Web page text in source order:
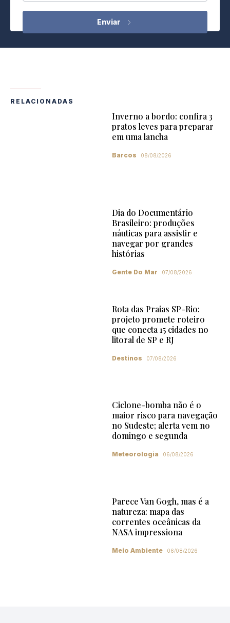
RELACIONADAS
Inverno a bordo: confira 3
pratos leves para preparar
em uma lancha
Barcos 08/08/2026
Dia do Documentário
Brasileiro: produções
náuticas para assistir e
navegar por grandes
histórias
Gente Do Mar 07/08/2026
Rota das Praias SP-Rio:
projeto promete roteiro
que conecta 15 cidades no
litoral de SP e RJ
Destinos 07/08/2026
Ciclone-bomba não é o
maior risco para navegação
no Sudeste; alerta vem no
domingo e segunda
Meteorologia 06/08/2026
Parece Van Gogh, mas é a
natureza: mapa das
correntes oceânicas da
NASA impressiona
Meio Ambiente 06/08/2026